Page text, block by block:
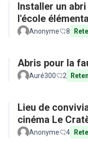
Installer un
l'école
Anonyme 8
Abris pour la
Auré300 2
Lieu de
cinéma Le
Anonyme 4